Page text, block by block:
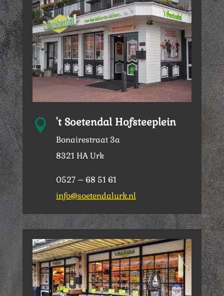
 't Soetendal Hofsteeplein
Bonairestraat 3a
8321 HA Urk
0527 – 68 51 61
info@soetendalurk.nl